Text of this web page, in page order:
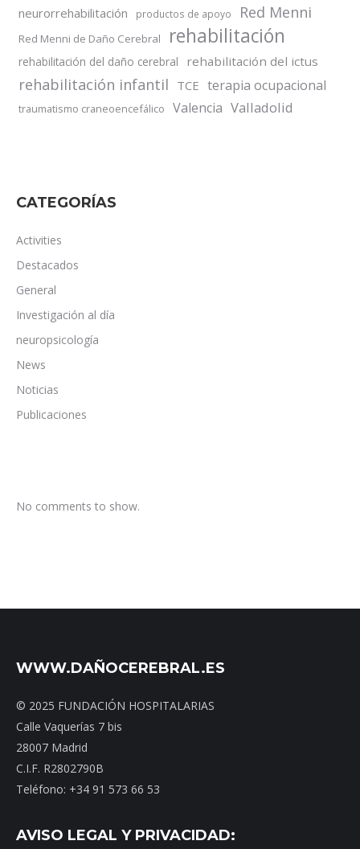
neurorrehabilitación productos de apoyo Red Menni
Red Menni de Daño Cerebral rehabilitación
rehabilitación del daño cerebral rehabilitación del ictus
rehabilitación infantil TCE terapia ocupacional
traumatismo craneoencefálico Valencia Valladolid
CATEGORÍAS
Activities
Destacados
General
Investigación al día
neuropsicología
News
Noticias
Publicaciones
No comments to show.
WWW.DAÑOCEREBRAL.ES
© 2025 FUNDACIÓN HOSPITALARIAS
Calle Vaquerías 7 bis
28007 Madrid
C.I.F. R2802790B
Teléfono: +34 91 573 66 53
AVISO LEGAL Y PRIVACIDAD: